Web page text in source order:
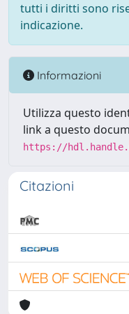
tutti i diritti sono
indicazione.
Informazioni
Utilizza questo
link a questo
https://
Citazioni